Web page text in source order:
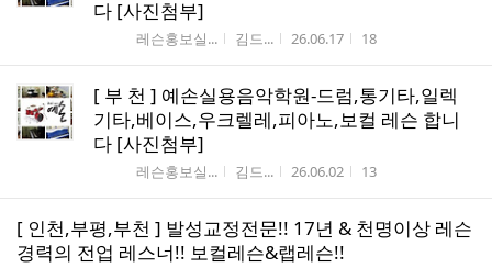
다 [사진첨부]
게시판명
레슨홍보실... 작성자
김드... 작성시간
26.06.17 조회수
18
[ 부 천 ] 예손실용음악학원-드럼,통기타,일렉
기타,베이스,우크렐레,피아노,보컬 레슨 합니
다 [사진첨부]
게시판명
레슨홍보실... 작성자
김드... 작성시간
26.06.02 조회수
13
[ 인천,부평,부천 ] 발성교정전문!! 17년 & 천명이상 레슨
경력의 전업 레스너!! 보컬레슨&랩레슨!!